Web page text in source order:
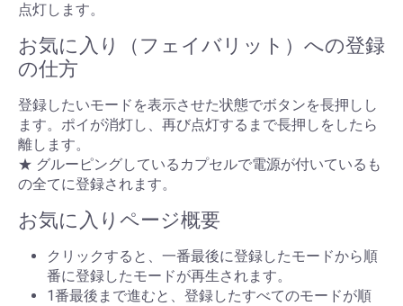
点灯します。
お気に入り（フェイバリット）への登録
の仕方
登録したいモードを表示させた状態でボタンを長押しし
ます。ポイが消灯し、再び点灯するまで長押しをしたら
離します。
★ グルーピングしているカプセルで電源が付いているも
の全てに登録されます。
お気に入りページ概要
クリックすると、一番最後に登録したモードから順
番に登録したモードが再生されます。
1番最後まで進むと、登録したすべてのモードが順